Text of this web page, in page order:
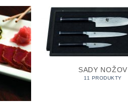
SADY NOŽOV
11 PRODUKTY